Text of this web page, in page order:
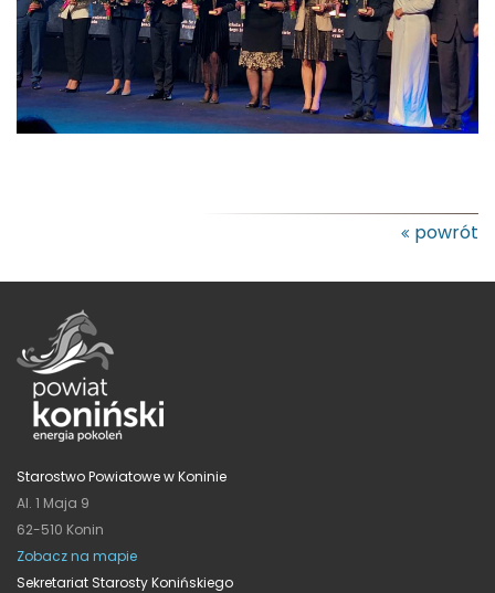
powrót
Starostwo Powiatowe w Koninie
Al. 1 Maja 9
62-510 Konin
Zobacz na mapie
Sekretariat Starosty Konińskiego